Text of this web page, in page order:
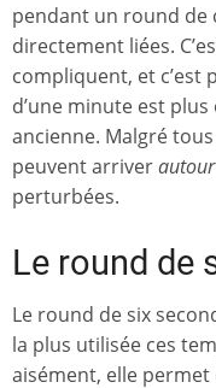
pendant un round de
directement liées.
compliquent, et c’est
d’une minute est
ancienne. Malgré
peuvent arriverautour
perturbées.
Le round de
Le round de six
la plus utilisée ces
aisément, elle